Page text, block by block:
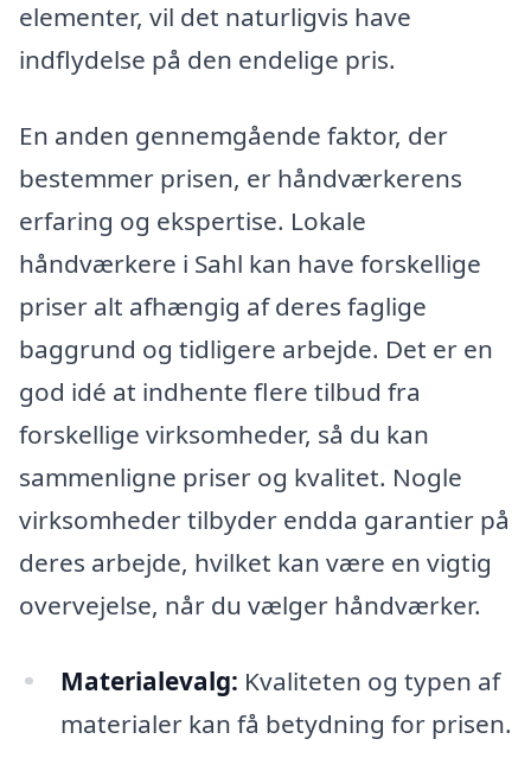
elementer, vil det naturligvis have
indflydelse på den endelige pris.
En anden gennemgående faktor, der
bestemmer prisen, er håndværkerens
erfaring og ekspertise. Lokale
håndværkere i Sahl kan have forskellige
priser alt afhængig af deres faglige
baggrund og tidligere arbejde. Det er en
god idé at indhente flere tilbud fra
forskellige virksomheder, så du kan
sammenligne priser og kvalitet. Nogle
virksomheder tilbyder endda garantier på
deres arbejde, hvilket kan være en vigtig
overvejelse, når du vælger håndværker.
Materialevalg: Kvaliteten og typen af
materialer kan få betydning for prisen.